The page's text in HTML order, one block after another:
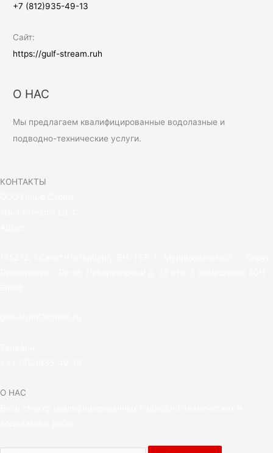
+7 (812)935-49-13
Сайт:
https://gulf-stream.ruh
О НАС
Мы предлагаем квалифицированные водолазные и
подводно-технические услуги.
КОНТАКТЫ
О НАС